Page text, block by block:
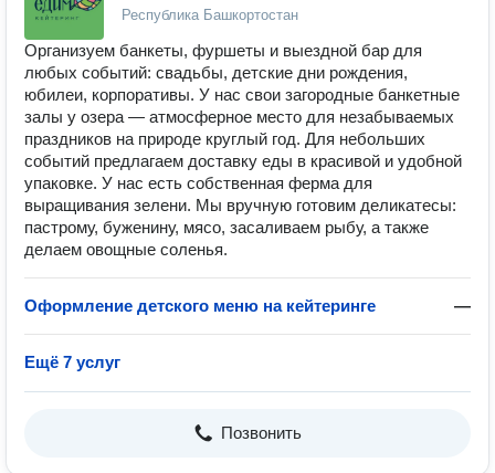
Республика Башкортостан
Организуем банкеты, фуршеты и выездной бар для
любых событий: свадьбы, детские дни рождения,
юбилеи, корпоративы. У нас свои загородные банкетные
залы у озера — атмосферное место для незабываемых
праздников на природе круглый год. Для небольших
событий предлагаем доставку еды в красивой и удобной
упаковке. У нас есть собственная ферма для
выращивания зелени. Мы вручную готовим деликатесы:
пастрому, буженину, мясо, засаливаем рыбу, а также
делаем овощные соленья.
Оформление детского меню на кейтеринге —
Ещё 7 услуг
Позвонить